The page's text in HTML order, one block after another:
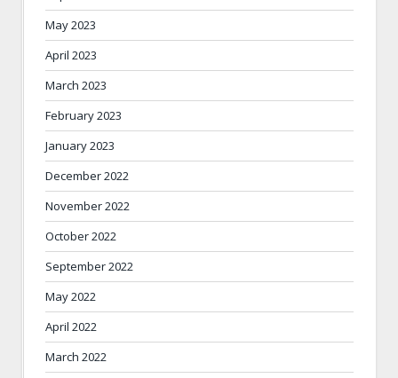
May 2023
April 2023
March 2023
February 2023
January 2023
December 2022
November 2022
October 2022
September 2022
May 2022
April 2022
March 2022